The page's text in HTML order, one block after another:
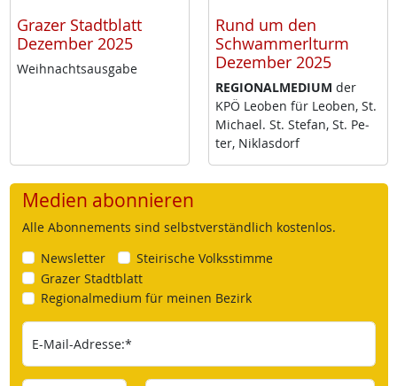
Grazer Stadtblatt
Dezember 2025
Weih­nachts­aus­ga­be
Rund um den
Schwammerlturm
Dezember 2025
RE­GIO­NAL­ME­DI­UM der
KPÖ Leo­ben für Leo­ben, St.
Mi­cha­el. St. Ste­fan, St. Pe­
ter, Niklas­dorf
Medien abonnieren
Alle Abonnements sind selbstverständlich kostenlos.
Newsletter
Steirische Volksstimme
Grazer Stadtblatt
Regionalmedium für meinen Bezirk
E-Mail-Adresse:*